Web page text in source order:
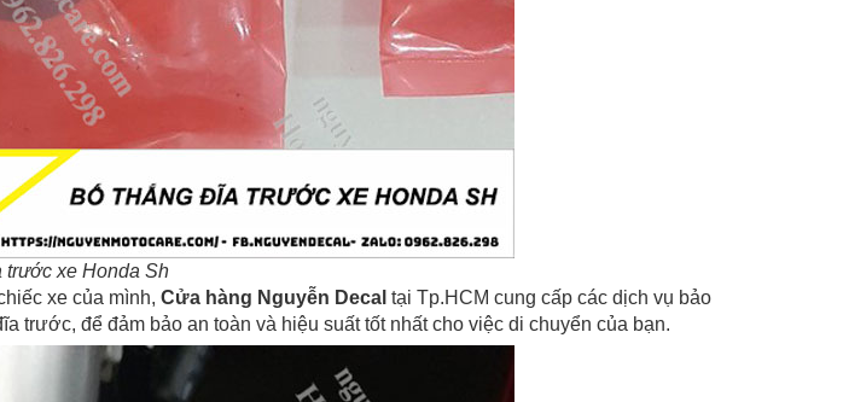
trước xe Honda Sh
xe của mình, Cửa hàng Nguyễn Decal tại Tp.HCM cung cấp các dịch vụ bảo
trước, để đảm bảo an toàn và hiệu suất tốt nhất cho việc di chuyển của bạn.